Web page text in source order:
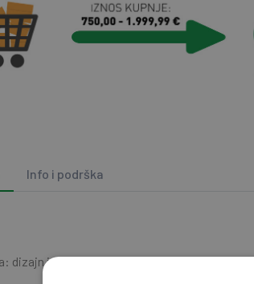
Info i podrška
dizajn inspiriran kamenom, mat finiš — daje